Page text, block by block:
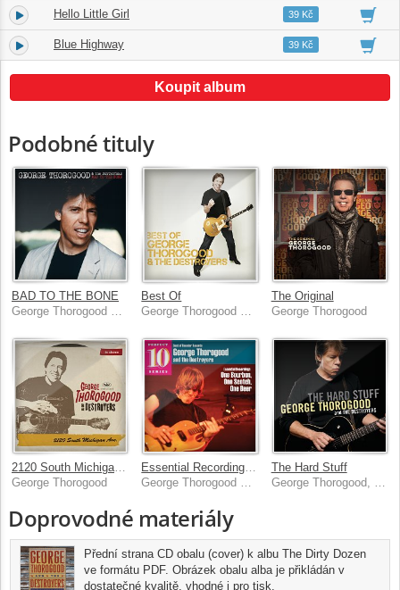
11. Hello Little Girl 03:4639 Kč
12. Blue Highway 04:4239 Kč
Koupit album
Podobné tituly
BAD TO THE BONE
Best Of
The Original
George Thorogood
2120 South Michigan Ave
George Thorogood
Essential Recordings: One Bourbon, One Scotch, One Beer
George Thorogood & The Destroyers
The Hard Stuff
George Thorogood, The Destroyers
Doprovodné materiály
Přední strana CD obalu (cover) k albu The Dirty Dozen
ve formátu PDF. Obrázek obalu alba je přikládán v
dostatečné kvalitě, vhodné i pro tisk.